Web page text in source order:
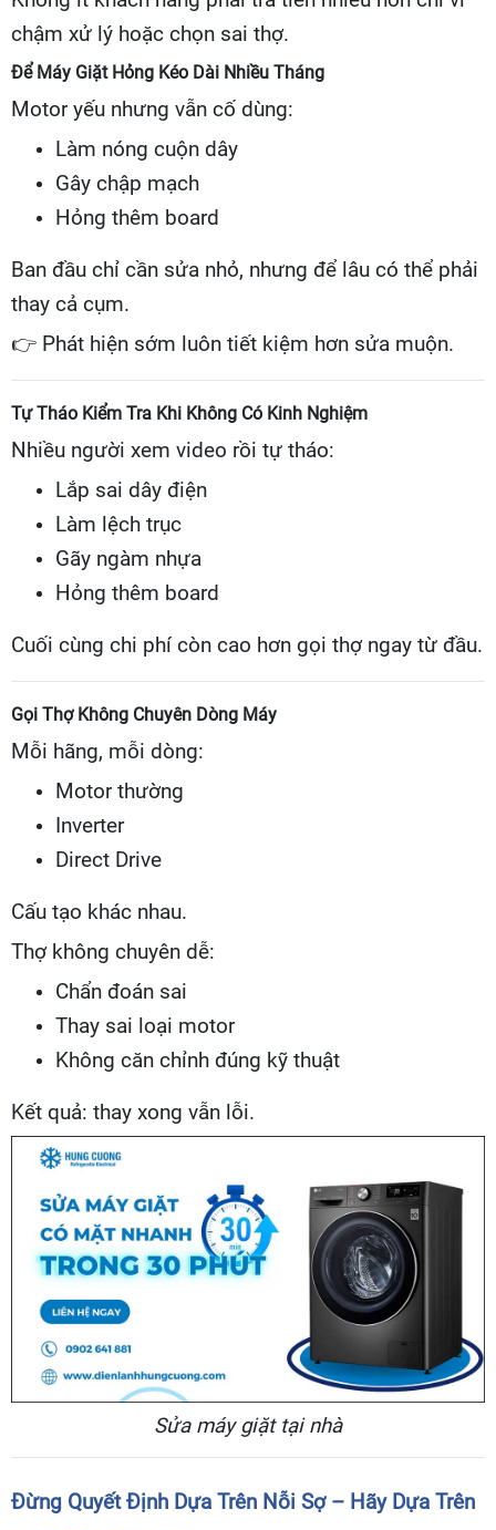
chậm xử lý hoặc chọn sai thợ.
Để Máy Giặt Hỏng Kéo Dài Nhiều Tháng
Motor yếu nhưng vẫn cố dùng:
Làm nóng cuộn dây
Gây chập mạch
Hỏng thêm board
Ban đầu chỉ cần sửa nhỏ, nhưng để lâu có thể phải
thay cả cụm.
👉 Phát hiện sớm luôn tiết kiệm hơn sửa muộn.
Tự Tháo Kiểm Tra Khi Không Có Kinh Nghiệm
Nhiều người xem video rồi tự tháo:
Lắp sai dây điện
Làm lệch trục
Gãy ngàm nhựa
Hỏng thêm board
Cuối cùng chi phí còn cao hơn gọi thợ ngay từ đầu.
Gọi Thợ Không Chuyên Dòng Máy
Mỗi hãng, mỗi dòng:
Motor thường
Inverter
Direct Drive
Cấu tạo khác nhau.
Thợ không chuyên dễ:
Chẩn đoán sai
Thay sai loại motor
Không căn chỉnh đúng kỹ thuật
Kết quả: thay xong vẫn lỗi.
Sửa máy giặt tại nhà
Đừng Quyết Định Dựa Trên Nỗi Sợ – Hãy Dựa Trên